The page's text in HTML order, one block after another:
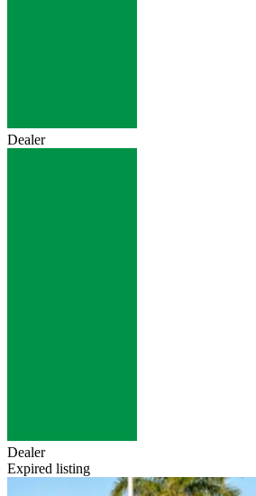
Dealer
Dealer
Expired listing